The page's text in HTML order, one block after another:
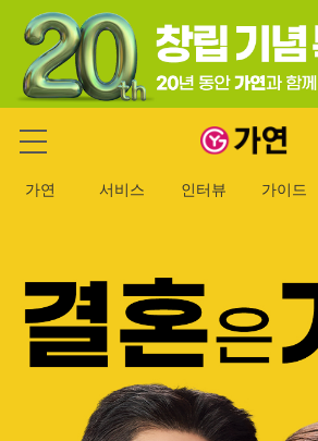
가연 결혼정보회사
가연 서비스 인터뷰 가이드